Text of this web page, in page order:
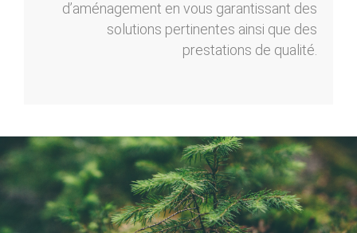
d’aménagement en vous garantissant des
solutions pertinentes ainsi que des
prestations de qualité.